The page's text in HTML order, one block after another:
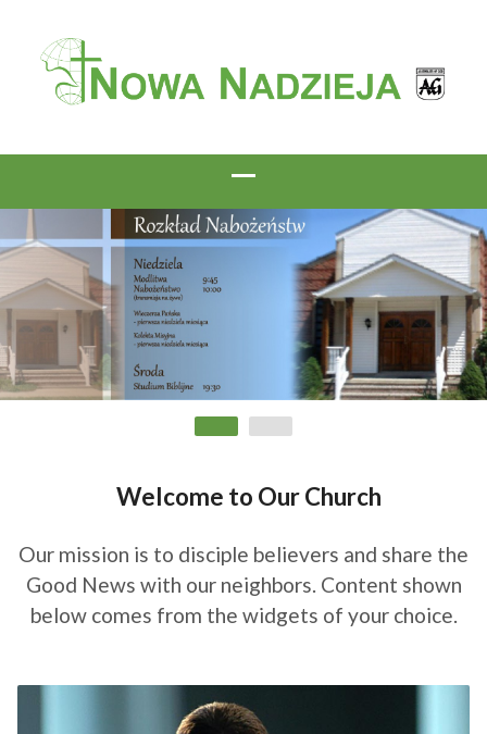
Welcome to Our Church
Our mission is to disciple believers and share the
Good News with our neighbors. Content shown
below comes from the widgets of your choice.